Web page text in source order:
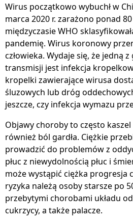
Wirus początkowo wybuchł w
marca 2020 r. zarażono ponad
międzyczasie WHO
pandemię. Wirus koronowy
człowieka. Wydaje się, że jedną
transmisji jest infekcja
kropelki zawierające wirusa
śluzowych lub dróg
jeszcze, czy infekcja wymazu
Objawy choroby to często kaszel
również ból gardła. Ciężkie
prowadzić do problemów z
płuc z niewydolnością płuc i
może wystąpić ciężka progresja
ryzyka należą osoby starsze po
przebytymi chorobami układu
cukrzycy, a także palacze.